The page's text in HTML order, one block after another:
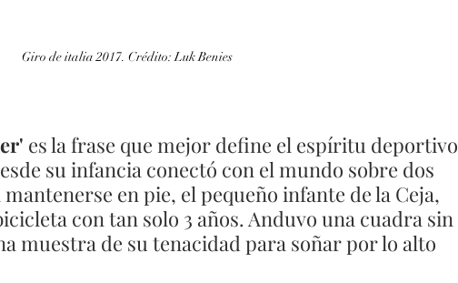
Giro de italia 2017. Crédito: Luk Benies
es la frase que mejor define el espíritu deportivo
su infancia conectó con el mundo sobre dos
en pie, el pequeño infante de la Ceja,
con tan solo 3 años. Anduvo una cuadra sin
muestra de su tenacidad para soñar por lo alto